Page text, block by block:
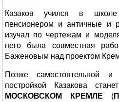
Казаков учился в
пенсионером и античные и
изучал по чертежам и
него была совместная
Баженовым над проектом
Позже самостоятельной и
постройкой Казакова
МОСКОВСКОМ КРЕМЛЕ (